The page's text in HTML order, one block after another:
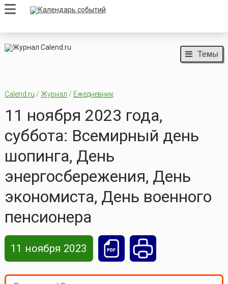
Темы
Calend.ru / Журнал / Ежедневник
11 ноября 2023 года,
суббота: Всемирный день
шопинга, День
энергосбережения, День
экономиста, День военного
пенсионера
11 ноября 2023